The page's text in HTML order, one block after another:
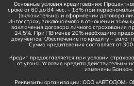
Основные условия кредитования:
сроке от 60 до 84 мес. – 18% при
(включительно) и оформлении договора
Ингосстрах, заключаемого в отношении
заключения договора личного страхования
24,5%. При ПВ менее 20% необходимо
документов. Обеспечение по кредиту – залог
Сумма кредитования составляет от
Кредит предоставляется при условии
от угона. Условия кредита действительны
изменены Банком.
Реквизиты организации: ООО «АВТОДОМ»